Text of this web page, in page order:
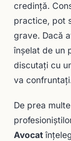
credință.
practice, pot
grave. Dacă
înșelat de un
discutaţi cu
va
De prea
Avocat